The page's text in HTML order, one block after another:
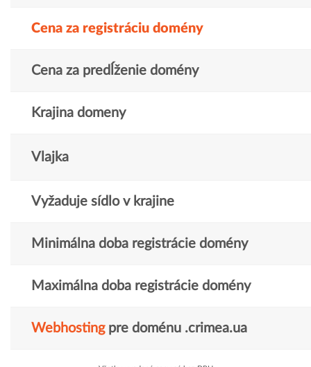
Cena za registráciu domény
Cena za predĺženie domény
Krajina domeny
Vlajka
Vyžaduje sídlo v krajine
Minimálna doba registrácie domény
Maximálna doba registrácie domény
Webhostingpre doménu .crimea.ua